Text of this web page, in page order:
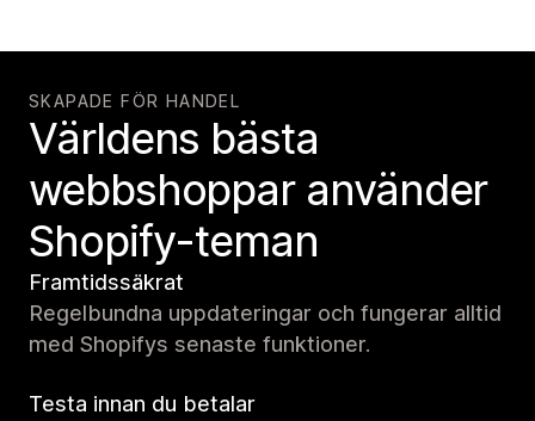
SKAPADE FÖR HANDEL
Världens bästa
webbshoppar använder
Shopify-teman
Framtidssäkrat
Regelbundna uppdateringar och fungerar alltid
med Shopifys senaste funktioner.
Testa innan du betalar